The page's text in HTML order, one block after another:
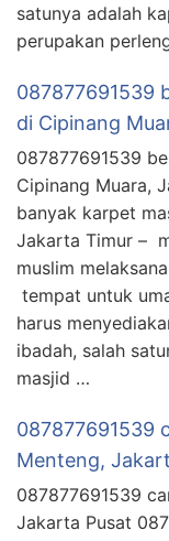
satunya adalah
perupakan
087877691539
di Cipinang
087877691539
Cipinang Muara,
banyak karpet
Jakarta Timur –
muslim
tempat untuk
harus
ibadah, salah
masjid …
087877691539
Menteng,
087877691539
Jakarta Pusat